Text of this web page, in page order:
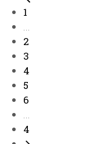
1
...
2
3
4
5
6
...
4